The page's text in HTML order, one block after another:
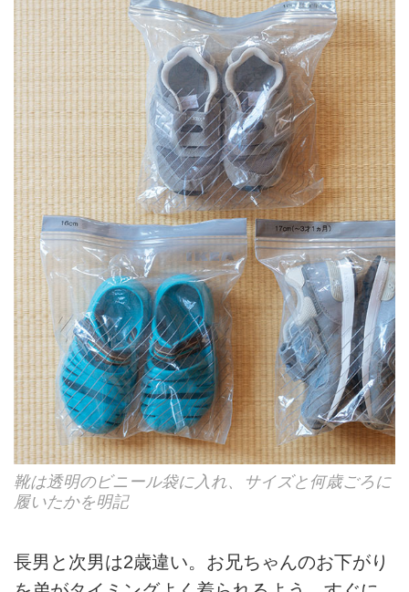
靴は透明のビニール袋に入れ、サイズと何歳ごろに
履いたかを明記
長男と次男は2歳違い。お兄ちゃんのお下がり